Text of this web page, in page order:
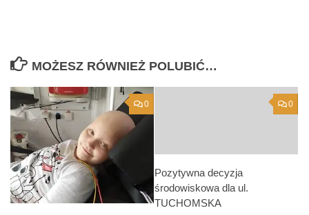
MOŻESZ RÓWNIEŻ POLUBIĆ…
0 0
Pozytywna decyzja
środowiskowa dla ul.
TUCHOMSKA